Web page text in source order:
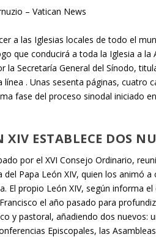
– Vatican News
a las Iglesias locales de todo el
que conducirá a toda la Iglesia a
la Secretaría General del Sínodo,
línea . Unas sesenta páginas, cuatro
fase del proceso sinodal iniciado
XIV ESTABLECE DOS
por el XVI Consejo Ordinario,
del Papa León XIV, quien los animó
El propio León XIV, según informa
el año pasado para
y pastoral, añadiendo dos nuevos:
Episcopales, las